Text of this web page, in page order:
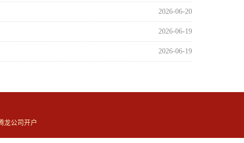
2026-06-20
2026-06-19
2026-06-19
龙公司开户